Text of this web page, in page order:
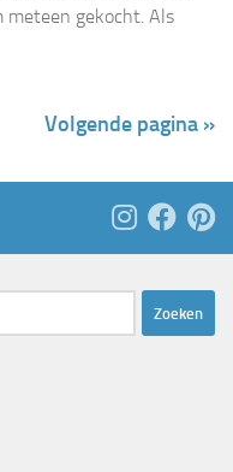
meteen gekocht. Als
Volgende pagina »